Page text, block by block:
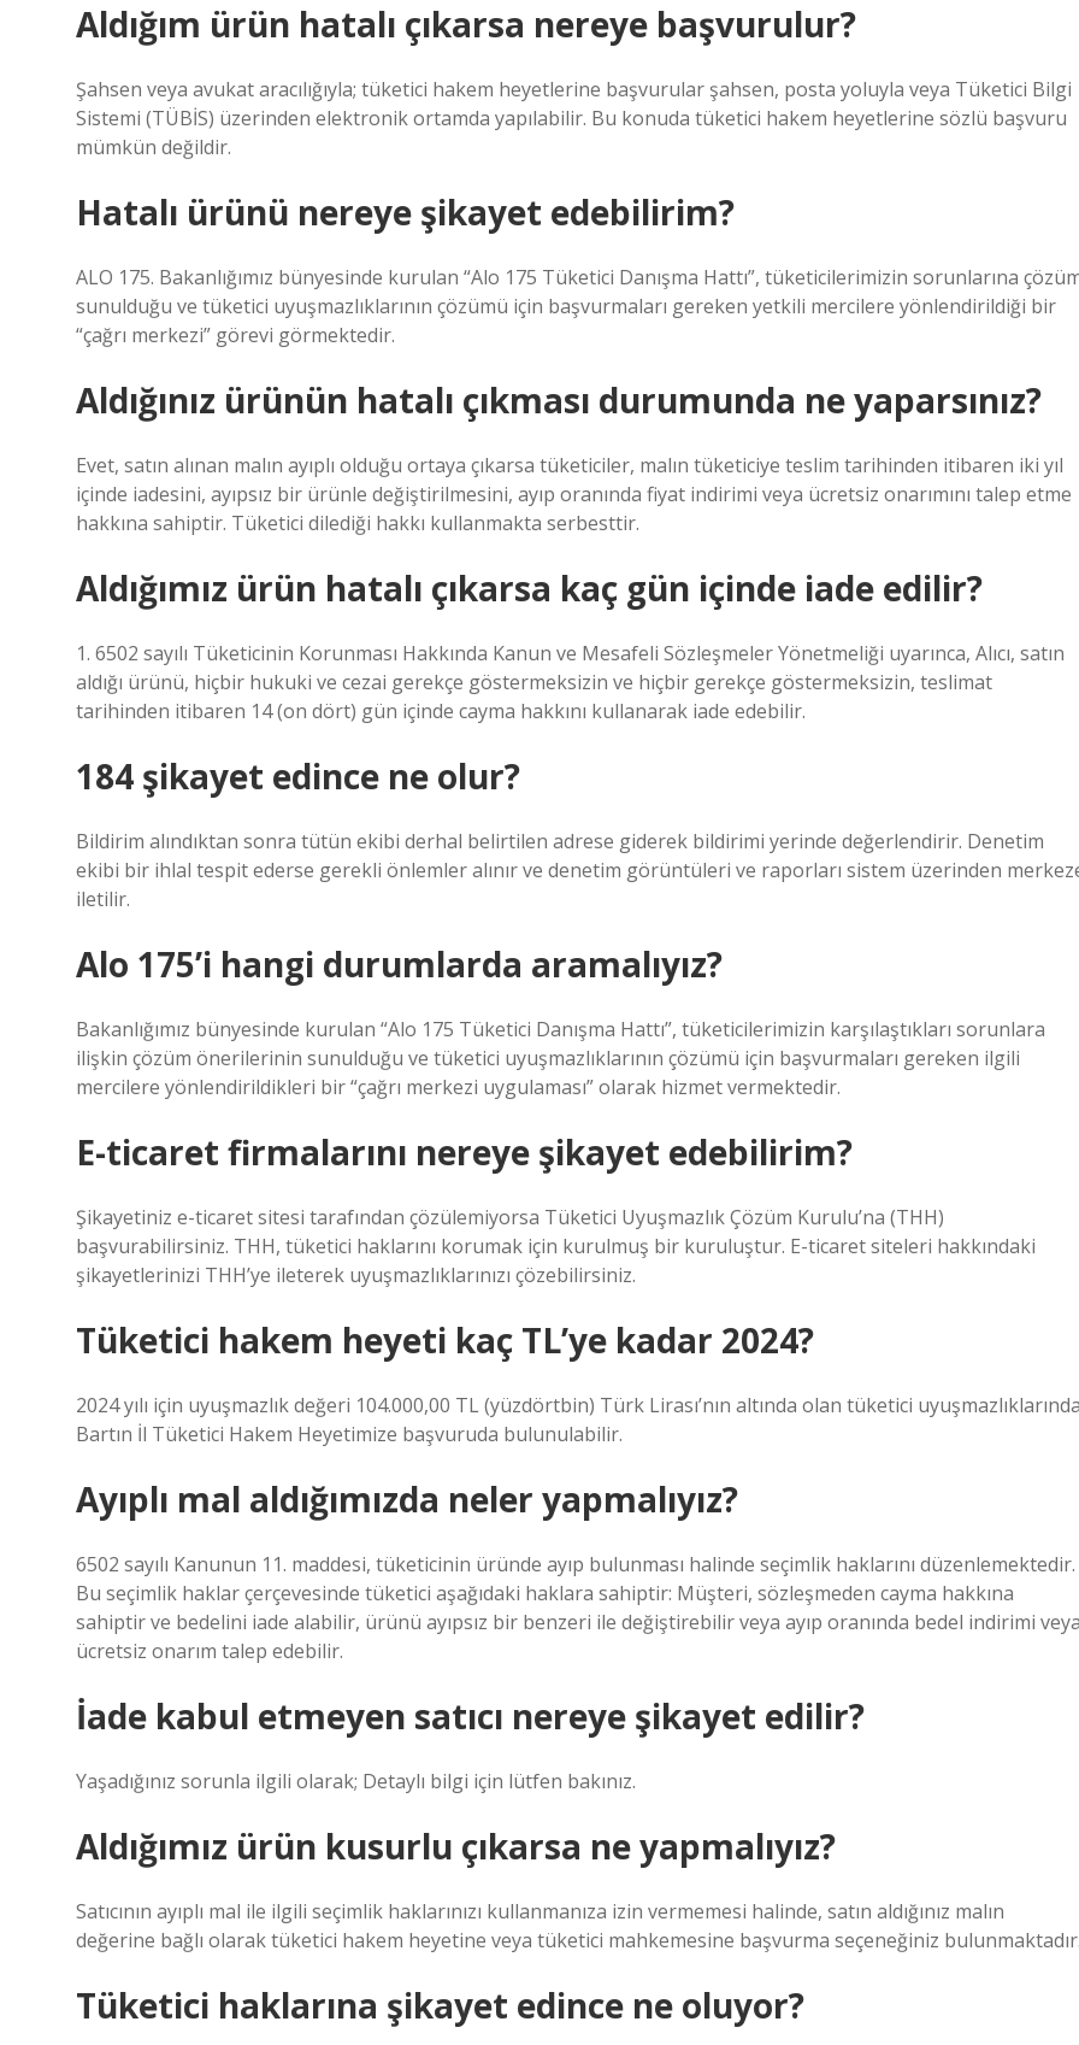
Aldığım ürün hatalı çıkarsa nereye başvurulur?
Şahsen veya avukat aracılığıyla; tüketici hakem heyetlerine başvurular şahsen, posta yoluyla veya Tüketici Bilgi
Sistemi (TÜBİS) üzerinden elektronik ortamda yapılabilir. Bu konuda tüketici hakem heyetlerine sözlü başvuru
mümkün değildir.
Hatalı ürünü nereye şikayet edebilirim?
ALO 175. Bakanlığımız bünyesinde kurulan “Alo 175 Tüketici Danışma Hattı”, tüketicilerimizin sorunlarına
sunulduğu ve tüketici uyuşmazlıklarının çözümü için başvurmaları gereken yetkili mercilere yönlendirildiği bir
“çağrı merkezi” görevi görmektedir.
Aldığınız ürünün hatalı çıkması durumunda ne yaparsınız?
Evet, satın alınan malın ayıplı olduğu ortaya çıkarsa tüketiciler, malın tüketiciye teslim tarihinden itibaren iki yıl
içinde iadesini, ayıpsız bir ürünle değiştirilmesini, ayıp oranında fiyat indirimi veya ücretsiz onarımını talep etme
hakkına sahiptir. Tüketici dilediği hakkı kullanmakta serbesttir.
Aldığımız ürün hatalı çıkarsa kaç gün içinde iade edilir?
1. 6502 sayılı Tüketicinin Korunması Hakkında Kanun ve Mesafeli Sözleşmeler Yönetmeliği uyarınca, Alıcı, satın
aldığı ürünü, hiçbir hukuki ve cezai gerekçe göstermeksizin ve hiçbir gerekçe göstermeksizin, teslimat
tarihinden itibaren 14 (on dört) gün içinde cayma hakkını kullanarak iade edebilir.
184 şikayet edince ne olur?
Bildirim alındıktan sonra tütün ekibi derhal belirtilen adrese giderek bildirimi yerinde değerlendirir. Denetim
ekibi bir ihlal tespit ederse gerekli önlemler alınır ve denetim görüntüleri ve raporları sistem üzerinden
iletilir.
Alo 175’i hangi durumlarda aramalıyız?
Bakanlığımız bünyesinde kurulan “Alo 175 Tüketici Danışma Hattı”, tüketicilerimizin karşılaştıkları sorunlara
ilişkin çözüm önerilerinin sunulduğu ve tüketici uyuşmazlıklarının çözümü için başvurmaları gereken ilgili
mercilere yönlendirildikleri bir “çağrı merkezi uygulaması” olarak hizmet vermektedir.
E-ticaret firmalarını nereye şikayet edebilirim?
Şikayetiniz e-ticaret sitesi tarafından çözülemiyorsa Tüketici Uyuşmazlık Çözüm Kurulu’na (THH)
başvurabilirsiniz. THH, tüketici haklarını korumak için kurulmuş bir kuruluştur. E-ticaret siteleri hakkındaki
şikayetlerinizi THH’ye ileterek uyuşmazlıklarınızı çözebilirsiniz.
Tüketici hakem heyeti kaç TL’ye kadar 2024?
2024 yılı için uyuşmazlık değeri 104.000,00 TL (yüzdörtbin) Türk Lirası’nın altında olan tüketici
Bartın İl Tüketici Hakem Heyetimize başvuruda bulunulabilir.
Ayıplı mal aldığımızda neler yapmalıyız?
6502 sayılı Kanunun 11. maddesi, tüketicinin üründe ayıp bulunması halinde seçimlik haklarını düzenlemektedir.
Bu seçimlik haklar çerçevesinde tüketici aşağıdaki haklara sahiptir: Müşteri, sözleşmeden cayma hakkına
sahiptir ve bedelini iade alabilir, ürünü ayıpsız bir benzeri ile değiştirebilir veya ayıp oranında bedel indirimi
ücretsiz onarım talep edebilir.
İade kabul etmeyen satıcı nereye şikayet edilir?
Yaşadığınız sorunla ilgili olarak; Detaylı bilgi için lütfen bakınız.
Aldığımız ürün kusurlu çıkarsa ne yapmalıyız?
Satıcının ayıplı mal ile ilgili seçimlik haklarınızı kullanmanıza izin vermemesi halinde, satın aldığınız malın
değerine bağlı olarak tüketici hakem heyetine veya tüketici mahkemesine başvurma seçeneğiniz
Tüketici haklarına şikayet edince ne oluyor?